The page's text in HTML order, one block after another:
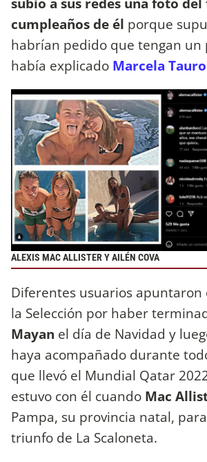
cumpleaños de él porque
habrían pedido que tengan un
había explicado Marcela Tauro
ALEXIS MAC ALLISTER Y AILÉN COVA
Diferentes usuarios apuntaron
la Selección por haber
Mayan el día de Navidad y
haya acompañado durante
que llevó el Mundial Qatar
estuvo con él cuando Mac
Pampa, su provincia natal,
triunfo de La Scaloneta.